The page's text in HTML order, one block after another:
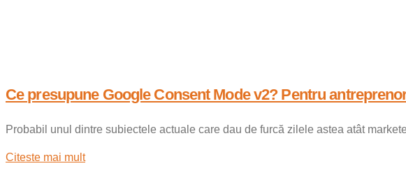
Ce presupune Google Consent Mode v2? Pentru
Probabil unul dintre subiectele actuale care dau de furcă zilele astea atât
Citeste mai mult